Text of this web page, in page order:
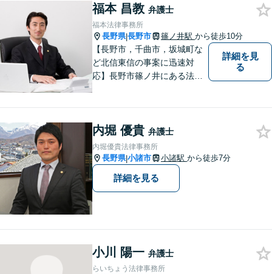
福本 昌教 弁護士
福本法律事務所
長野県|長野市 篠ノ井駅 から徒歩10分
【長野市，千曲市，坂城町な
ど北信東信の事案に迅速対
応】長野市篠ノ井にある法律
方は是非ご相談ください。迅
速に対応いたします。
詳細を見
る
内堀 優貴 弁護士
内堀優貴法律事務所
長野県|小諸市 小諸駅 から徒歩7分
詳細を見る
小川 陽一 弁護士
らいちょう法律事務所